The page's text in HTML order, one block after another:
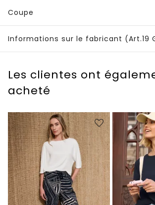
Coupe
Informations sur le fabricant (Art.19
Les clientes ont
acheté